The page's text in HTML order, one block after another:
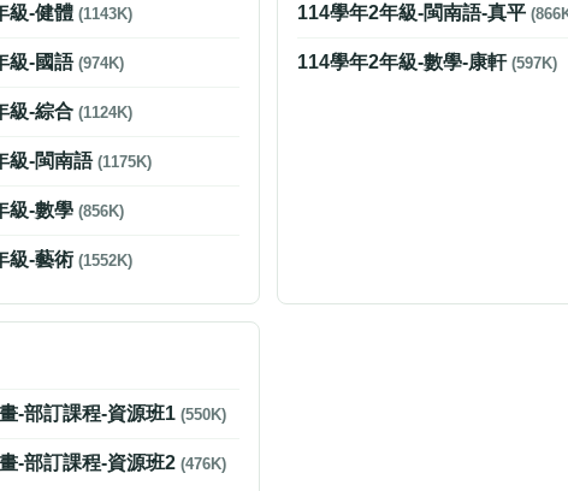
級-健體(1143K)
級-國語(974K)
級-綜合(1124K)
級-閩南語(1175K)
級-數學(856K)
級-藝術(1552K)
114學年2年級-閩南語-真平
114學年2年級-數學-康軒 (597K)
-部訂課程-資源班1(550K)
-部訂課程-資源班2(476K)